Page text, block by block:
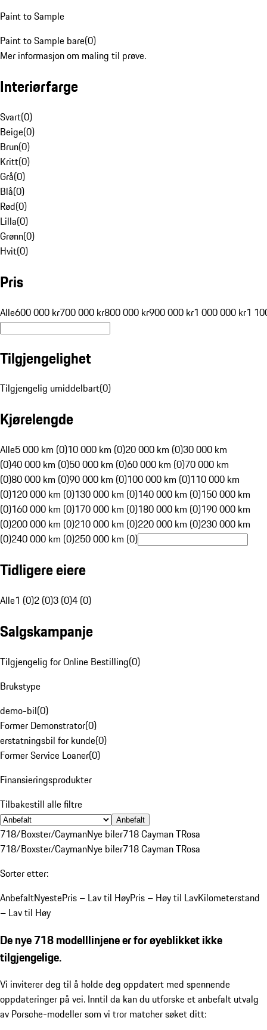
Paint to Sample
Paint to Sample bare(0)
Mer informasjon om maling til prøve.
Interiørfarge
Svart(0)
Beige(0)
Brun(0)
Kritt(0)
Grå(0)
Blå(0)
Rød(0)
Lilla(0)
Grønn(0)
Hvit(0)
Pris
Alle600 000 kr700 000 kr800 000 kr900 000 kr1 000 000 kr1
Tilgjengelighet
Tilgjengelig umiddelbart(0)
Kjørelengde
Alle5 000 km (0)10 000 km (0)20 000 km (0)30 000 km
(0)40 000 km (0)50 000 km (0)60 000 km (0)70 000 km
(0)80 000 km (0)90 000 km (0)100 000 km (0)110 000 km
(0)120 000 km (0)130 000 km (0)140 000 km (0)150 000 km
(0)160 000 km (0)170 000 km (0)180 000 km (0)190 000 km
(0)200 000 km (0)210 000 km (0)220 000 km (0)230 000 km
(0)240 000 km (0)250 000 km (0)
Tidligere eiere
Alle1 (0)2 (0)3 (0)4 (0)
Salgskampanje
Tilgjengelig for Online Bestilling(0)
Brukstype
demo-bil(0)
Former Demonstrator(0)
erstatningsbil for kunde(0)
Former Service Loaner(0)
Finansieringsprodukter
Tilbakestill alle filtre
Anbefalt
718/Boxster/CaymanNye biler718 Cayman TRosa
718/Boxster/CaymanNye biler718 Cayman TRosa
Sorter etter:
AnbefaltNyestePris – Lav til HøyPris – Høy til LavKilometerstand
– Lav til Høy
De nye 718 modelllinjene er for øyeblikket ikke
tilgjengelige.
Vi inviterer deg til å holde deg oppdatert med spennende
oppdateringer på vei. Inntil da kan du utforske et anbefalt utvalg
av Porsche-modeller som vi tror matcher søket ditt: